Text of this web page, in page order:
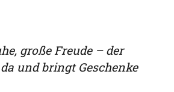
große Freude – der
und bringt Geschenke